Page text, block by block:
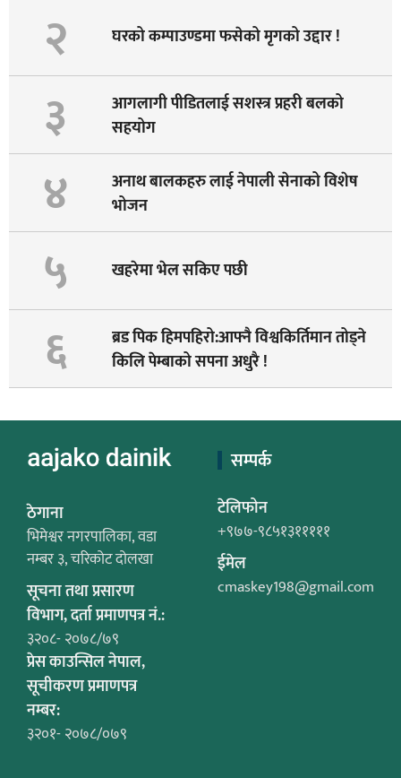
२ घरको कम्पाउण्डमा फसेको मृगको उद्दार !
३
आगलागी पीडितलाई सशस्त्र प्रहरी बलको
सहयोग
४
अनाथ बालकहरु लाई नेपाली सेनाको विशेष
भोजन
५ खहरेमा भेल सकिए पछी
६
ब्रड पिक हिमपहिरो:आफ्नै विश्वकिर्तिमान तोड्ने
किलि पेम्बाको सपना अधुरै !
ठेगाना
भिमेश्वर नगरपालिका, वडा
नम्बर ३, चरिकोट दोलखा
सूचना तथा प्रसारण
विभाग, दर्ता प्रमाणपत्र नं.:
३२०८- २०७८/७९
प्रेस काउन्सिल नेपाल,
सूचीकरण प्रमाणपत्र
नम्बर:
३२०१- २०७८/०७९
सम्पर्क
टेलिफोन
+९७७-९८५१३१११११
ईमेल
cmaskey198@gmail.com